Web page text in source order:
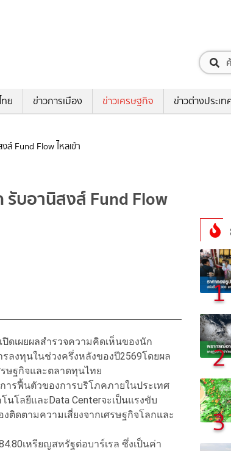
ทย ข่าวการเมือง ข่าวเศรษฐกิจ ข่าวต่างประเท
ส์ Fund Flow ไหลเข้า
รับอานิสงส์ Fund Flow
ดเผยผลสำรวจความคิดเห็นของนัก
ลงทุนในช่วงครึ่งหลังของปี2569โดยผล
ษฐกิจและตลาดทุนไทย
ารฟื้นตัวของการบริโภคภายในประเทศ
โลยีและData Centerจะเป็นแรงขับ
ดตามความเสี่ยงจากเศรษฐกิจโลกและ
เหรียญสหรัฐต่อบาร์เรล ซึ่งเป็นค่า
1
2
3